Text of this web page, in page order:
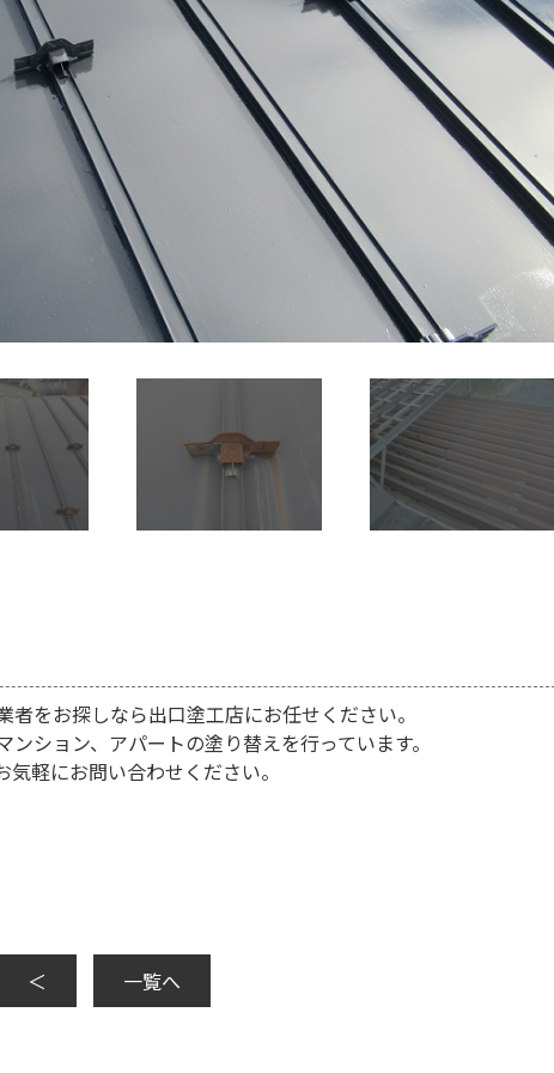
をお探しなら出口塗工店にお任せください。
ション、アパートの塗り替えを行っています。
軽にお問い合わせください。
＜ 一覧へ